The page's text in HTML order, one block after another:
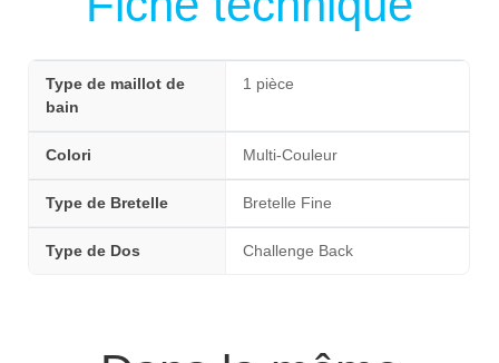
Type de maillot de
bain
1 pièce
Colori Multi-Couleur
Type de Bretelle Bretelle Fine
Type de Dos Challenge Back